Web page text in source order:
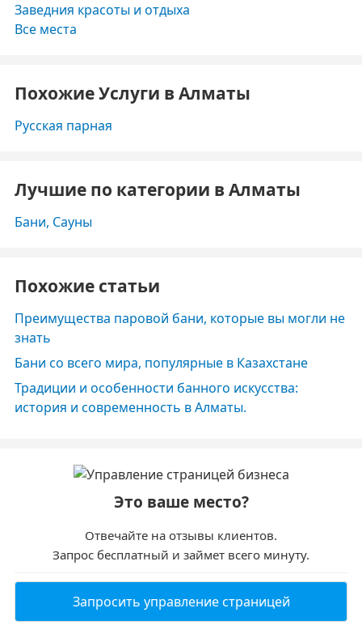
Заведния красоты и отдыха
Все места
Похожие Услуги в Алматы
Русская парная
Лучшие по категории в Алматы
Бани, Сауны
Похожие статьи
Преимущества паровой бани, которые вы могли не
знать
Бани со всего мира, популярные в Казахстане
Традиции и особенности банного искусства:
история и современность в Алматы.
Это ваше место?
Отвечайте на отзывы клиентов.
Запрос бесплатный и займет всего минуту.
Запросить управление страницей